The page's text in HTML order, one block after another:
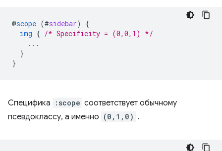
@scope (#sidebar)
{
img { /* Specificity = (0,0,1) */
...
}
}
Специфика :scope соответствует обычному
псевдоклассу, а именно (0,1,0) .